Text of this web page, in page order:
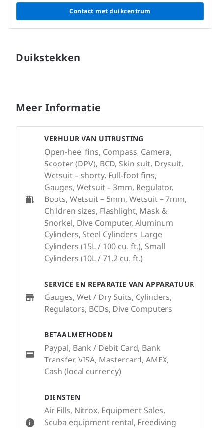
Contact met duikcentrum
Duikstekken
Meer Informatie
DIENSTEN
Air Fills, Nitrox, Equipment Sales,
Scuba equipment rental, Freediving
VERHUUR VAN UITRUSTING
Open-heel fins, Compass, Camera,
Scooter (DPV), BCD, Skin suit, Drysuit,
Wetsuit – shorty, Full-foot fins,
Gauges, Wetsuit – 3mm, Regulator,
Boots, Wetsuit – 5mm, Wetsuit – 7mm,
Children sizes, Flashlight, Mask &
Snorkel, Dive Computer, Aluminum
Cylinders, Steel Cylinders, Large
Cylinders (15L / 100 cu. ft.), Small
Cylinders (10L / 71.2 cu. ft.)
SERVICE EN REPARATIE VAN APPARATUUR
Gauges, Wet / Dry Suits, Cylinders,
Regulators, BCDs, Dive Computers
BETAALMETHODEN
Paypal, Bank / Debit Card, Bank
Transfer, VISA, Mastercard, AMEX,
Cash (local currency)